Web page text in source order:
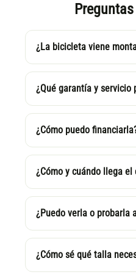
¿La bicicleta viene
¿Qué garantía y servicio
¿Cómo puedo
¿Cómo y cuándo llega el
¿Puedo verla o probarla
¿Cómo sé qué talla